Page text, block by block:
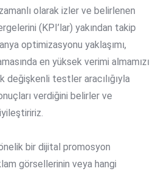
olarak izler ve belirlenen
(KPI’lar) yakından takip
optimizasyonu yaklaşımı,
en yüksek verimi almamızı
testler aracılığıyla
verdiğini belirler ve
bir dijital promosyon
görsellerinin veya hangi